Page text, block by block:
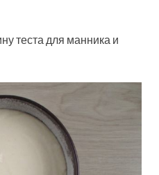
теста для манника и